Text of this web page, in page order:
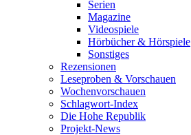
Serien
Magazine
Videospiele
Hörbücher & Hörspiele
Sonstiges
Rezensionen
Leseproben & Vorschauen
Wochenvorschauen
Schlagwort-Index
Die Hohe Republik
Projekt-News